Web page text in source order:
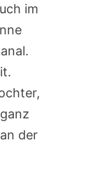
im
der